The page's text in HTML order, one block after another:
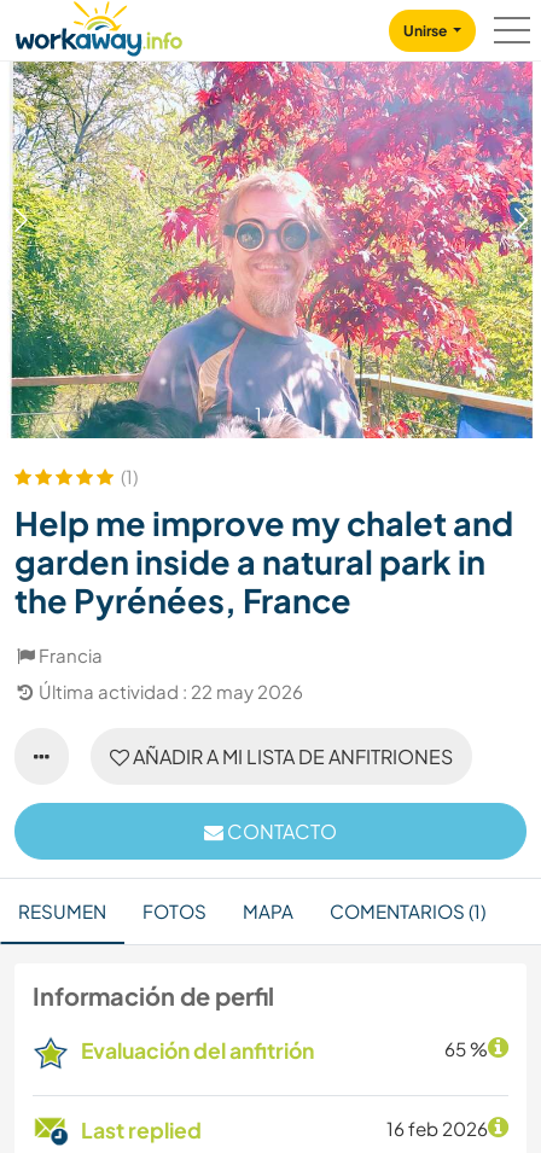
CONTENT
MAIN NAVIGATION
Unirse
1/7
(1)
Help me improve my chalet and
garden inside a natural park in
the Pyrénées, France
Francia
Última actividad : 22 may 2026
AÑADIR A MI LISTA DE ANFITRIONES
CONTACTO
RESUMEN FOTOS MAPA COMENTARIOS (1)
Información de perfil
Evaluación del anfitrión 65 %
Last replied 16 feb 2026